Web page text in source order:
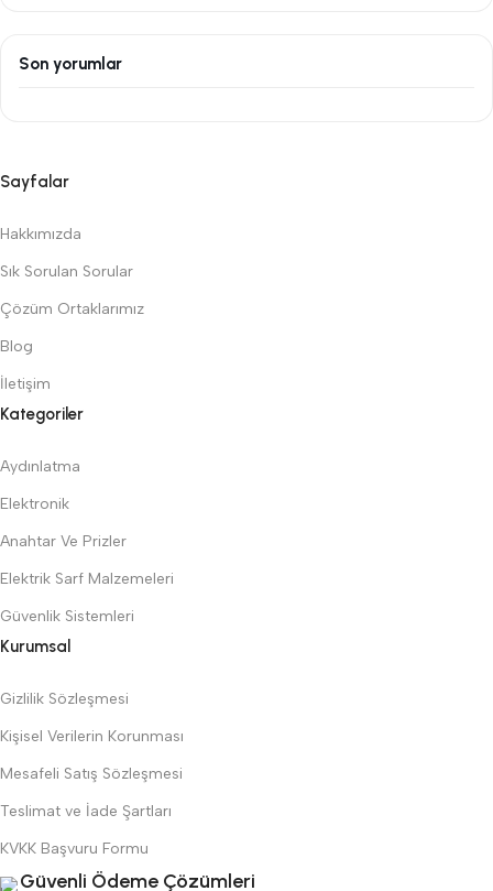
Son yorumlar
Sayfalar
Hakkımızda
Sık Sorulan Sorular
Çözüm Ortaklarımız
Blog
İletişim
Kategoriler
Aydınlatma
Elektronik
Anahtar Ve Prizler
Elektrik Sarf Malzemeleri
Güvenlik Sistemleri
Kurumsal
Gizlilik Sözleşmesi
Kişisel Verilerin Korunması
Mesafeli Satış Sözleşmesi
Teslimat ve İade Şartları
KVKK Başvuru Formu
Güvenli Ödeme Çözümleri